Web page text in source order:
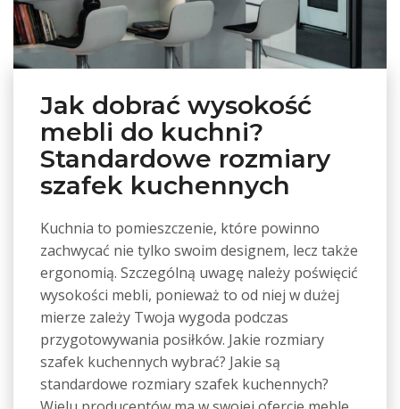
Jak dobrać wysokość
mebli do kuchni?
Standardowe rozmiary
szafek kuchennych
Kuchnia to pomieszczenie, które powinno
zachwycać nie tylko swoim designem, lecz także
ergonomią. Szczególną uwagę należy poświęcić
wysokości mebli, ponieważ to od niej w dużej
mierze zależy Twoja wygoda podczas
przygotowywania posiłków. Jakie rozmiary
szafek kuchennych wybrać? Jakie są
standardowe rozmiary szafek kuchennych?